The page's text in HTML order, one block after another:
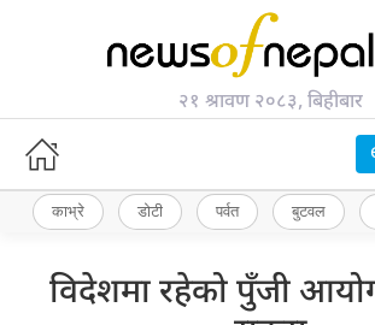
२१ श्रावण २०८३, बिहीबार
काभ्रे डोटी पर्वत बुटवल
विदेशमा रहेको पुँजी